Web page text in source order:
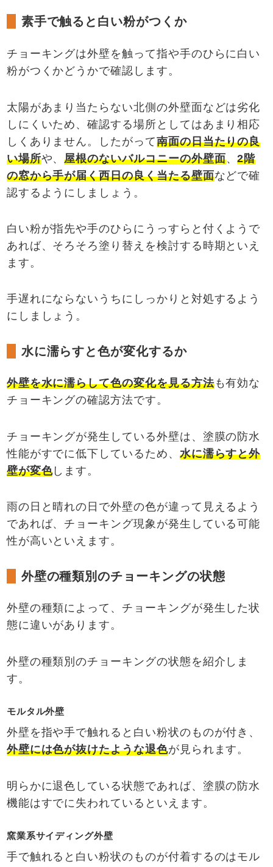
素手で触ると白い粉がつくか
チョーキングは外壁を触って指や手のひらに白い
粉がつくかどうかで確認します。
太陽があまり当たらない北側の外壁面などは劣化
しにくいため、確認する場所としてはあまり相応
しくありません。したがって南面の日当たりの良
い場所や、屋根のないバルコニーの外壁面、2階
の窓から手が届く西日の良く当たる壁面などで確
認するようにしましょう。
白い粉が指先や手のひらにうっすらと付くようで
あれば、そろそろ塗り替えを検討する時期といえ
ます。
手遅れにならないうちにしっかりと対処するよう
にしましょう。
水に濡らすと色が変化するか
外壁を水に濡らして色の変化を見る方法も有効な
チョーキングの確認方法です。
チョーキングが発生している外壁は、塗膜の防水
性能がすでに低下しているため、 水に濡らすと外
壁が変色します。
雨の日と晴れの日で外壁の色が違って見えるよう
であれば、チョーキング現象が発生している可能
性が高いといえます。
外壁の種類別のチョーキングの状態
外壁の種類によって、チョーキングが発生した状
態に違いがあります。
外壁の種類別のチョーキングの状態を紹介しま
す。
モルタル外壁
外壁を指や手で触れると白い粉状のものが付き、
外壁には色が抜けたような退色が見られます。
明らかに退色している状態であれば、塗膜の防水
機能はすでに失われているといえます。
窯業系サイディング外壁
手で触れると白い粉状のものが付着するのはモル